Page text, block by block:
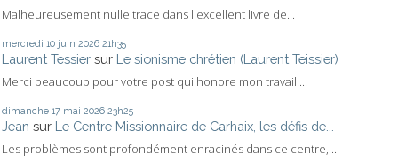
Malheureusement nulle trace dans l'excellent livre de...
mercredi 10 juin 2026 21h35
Laurent Tessier sur Le sionisme chrétien (Laurent Teissier)
Merci beaucoup pour votre post qui honore mon travail!...
dimanche 17 mai 2026 23h25
Jean sur Le Centre Missionnaire de Carhaix, les défis de...
Les problèmes sont profondément enracinés dans ce centre,...